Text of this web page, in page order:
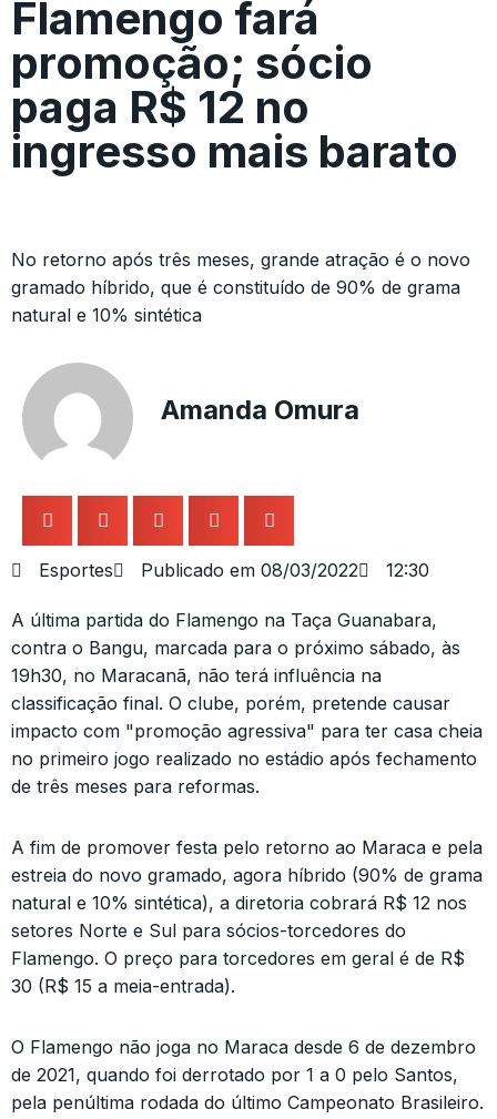
Flamengo fará
promoção; sócio
paga R$ 12 no
ingresso mais barato
No retorno após três meses, grande atração é o novo
gramado híbrido, que é constituído de 90% de grama
natural e 10% sintética
Amanda Omura
Esportes Publicado em 08/03/2022 12:30
A última partida do Flamengo na Taça Guanabara,
contra o Bangu, marcada para o próximo sábado, às
19h30, no Maracanã, não terá influência na
classificação final. O clube, porém, pretende causar
impacto com "promoção agressiva" para ter casa cheia
no primeiro jogo realizado no estádio após fechamento
de três meses para reformas.
A fim de promover festa pelo retorno ao Maraca e pela
estreia do novo gramado, agora híbrido (90% de grama
natural e 10% sintética), a diretoria cobrará R$ 12 nos
setores Norte e Sul para sócios-torcedores do
Flamengo. O preço para torcedores em geral é de R$
30 (R$ 15 a meia-entrada).
O Flamengo não joga no Maraca desde 6 de dezembro
de 2021, quando foi derrotado por 1 a 0 pelo Santos,
pela penúltima rodada do último Campeonato Brasileiro.